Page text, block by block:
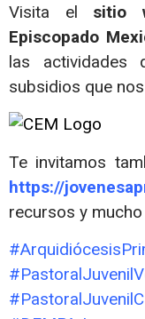
Visita el sitio
Episcopado
las actividades
subsidios que
Te invitamos
https://
recursos y mucho